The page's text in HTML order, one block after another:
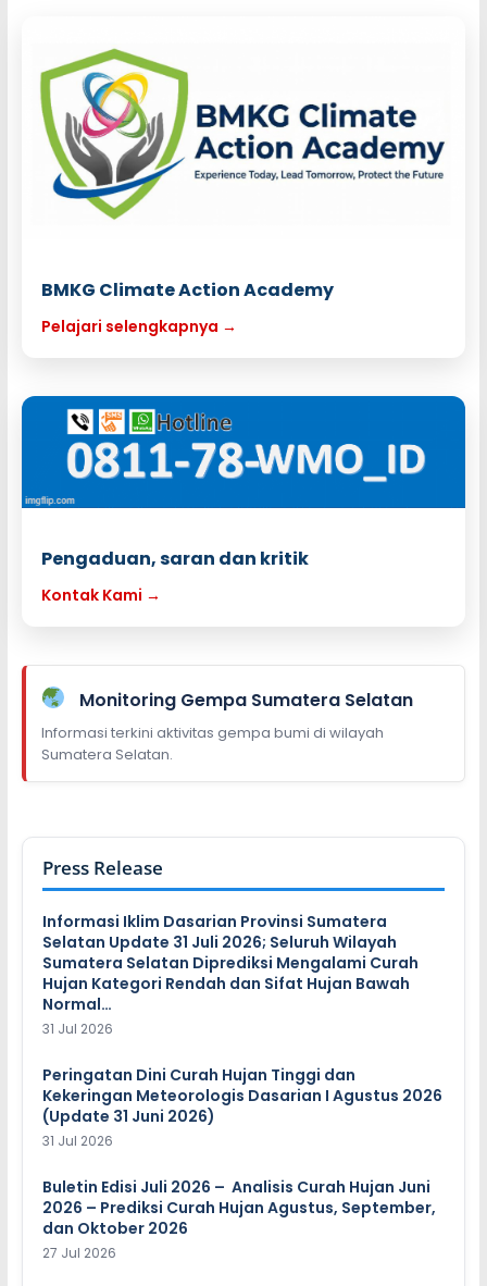
BMKG Climate Action Academy
Pelajari selengkapnya →
Pengaduan, saran dan kritik
Kontak Kami →
Monitoring Gempa Sumatera Selatan
Informasi terkini aktivitas gempa bumi di wilayah
Sumatera Selatan.
Press Release
Informasi Iklim Dasarian Provinsi Sumatera
Selatan Update 31 Juli 2026; Seluruh Wilayah
Sumatera Selatan Diprediksi Mengalami Curah
Hujan Kategori Rendah dan Sifat Hujan Bawah
Normal…
31 Jul 2026
Peringatan Dini Curah Hujan Tinggi dan
Kekeringan Meteorologis Dasarian I Agustus 2026
(Update 31 Juni 2026)
31 Jul 2026
Buletin Edisi Juli 2026 – Analisis Curah Hujan Juni
2026 – Prediksi Curah Hujan Agustus, September,
dan Oktober 2026
27 Jul 2026